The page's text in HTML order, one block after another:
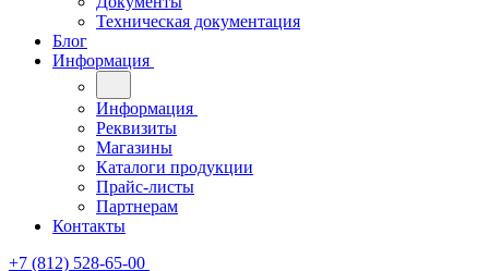
Техническая документация
Блог
Информация
Информация
Реквизиты
Магазины
Каталоги продукции
Прайс-листы
Партнерам
Контакты
+7 (812) 528-65-00